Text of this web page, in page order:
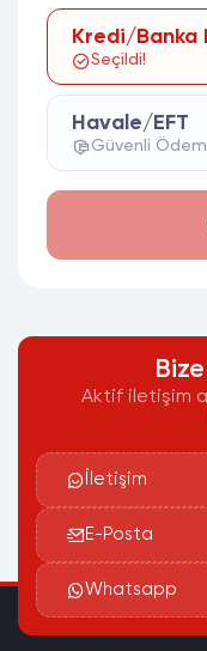
Kredi/Banka
Seçildi!
Havale/EFT
Güvenli
Aktif iletişim
İletişim
E-Posta
Whatsapp